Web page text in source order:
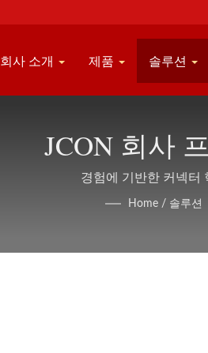
회사 소개 제품 솔루션
JCON 회사
경험에 기반한 커넥터
Home / 솔루션